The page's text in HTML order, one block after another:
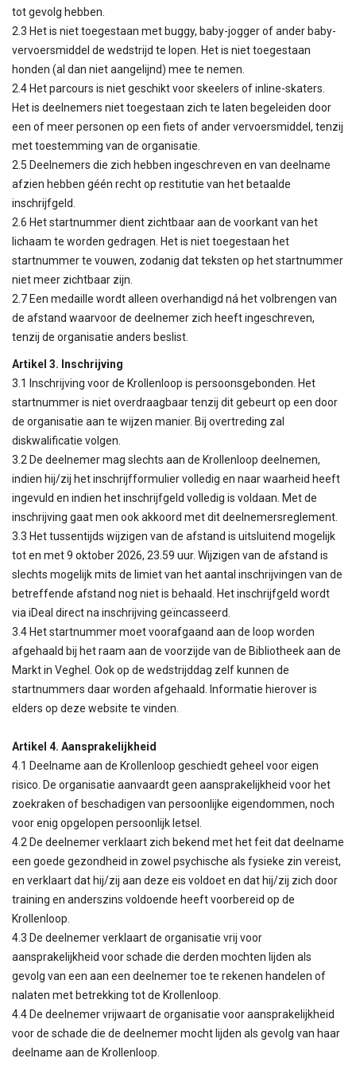
tot gevolg hebben.
2.3 Het is niet toegestaan met buggy, baby-jogger of ander baby-
vervoersmiddel de wedstrijd te lopen. Het is niet toegestaan
honden (al dan niet aangelijnd) mee te nemen.
2.4 Het parcours is niet geschikt voor skeelers of inline-skaters.
Het is deelnemers niet toegestaan zich te laten begeleiden door
een of meer personen op een fiets of ander vervoersmiddel, tenzij
met toestemming van de organisatie.
2.5 Deelnemers die zich hebben ingeschreven en van deelname
afzien hebben géén recht op restitutie van het betaalde
inschrijfgeld.
2.6 Het startnummer dient zichtbaar aan de voorkant van het
lichaam te worden gedragen. Het is niet toegestaan het
startnummer te vouwen, zodanig dat teksten op het startnummer
niet meer zichtbaar zijn.
2.7 Een medaille wordt alleen overhandigd ná het volbrengen van
de afstand waarvoor de deelnemer zich heeft ingeschreven,
tenzij de organisatie anders beslist.
Artikel 3. Inschrijving
3.1 Inschrijving voor de Krollenloop is persoonsgebonden. Het
startnummer is niet overdraagbaar tenzij dit gebeurt op een door
de organisatie aan te wijzen manier. Bij overtreding zal
diskwalificatie volgen.
3.2 De deelnemer mag slechts aan de Krollenloop deelnemen,
indien hij/zij het inschrijfformulier volledig en naar waarheid heeft
ingevuld en indien het inschrijfgeld volledig is voldaan. Met de
inschrijving gaat men ook akkoord met dit deelnemersreglement.
3.3 Het tussentijds wijzigen van de afstand is uitsluitend mogelijk
tot en met 9 oktober 2026, 23.59 uur. Wijzigen van de afstand is
slechts mogelijk mits de limiet van het aantal inschrijvingen van de
betreffende afstand nog niet is behaald. Het inschrijfgeld wordt
via iDeal direct na inschrijving geïncasseerd.
3.4 Het startnummer moet voorafgaand aan de loop worden
afgehaald bij het raam aan de voorzijde van de Bibliotheek aan de
Markt in Veghel. Ook op de wedstrijddag zelf kunnen de
startnummers daar worden afgehaald. Informatie hierover is
elders op deze website te vinden.
Artikel 4. Aansprakelijkheid
4.1 Deelname aan de Krollenloop geschiedt geheel voor eigen
risico. De organisatie aanvaardt geen aansprakelijkheid voor het
zoekraken of beschadigen van persoonlijke eigendommen, noch
voor enig opgelopen persoonlijk letsel.
4.2 De deelnemer verklaart zich bekend met het feit dat deelname
een goede gezondheid in zowel psychische als fysieke zin vereist,
en verklaart dat hij/zij aan deze eis voldoet en dat hij/zij zich door
training en anderszins voldoende heeft voorbereid op de
Krollenloop.
4.3 De deelnemer verklaart de organisatie vrij voor
aansprakelijkheid voor schade die derden mochten lijden als
gevolg van een aan een deelnemer toe te rekenen handelen of
nalaten met betrekking tot de Krollenloop.
4.4 De deelnemer vrijwaart de organisatie voor aansprakelijkheid
voor de schade die de deelnemer mocht lijden als gevolg van haar
deelname aan de Krollenloop.